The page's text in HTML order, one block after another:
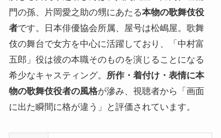
門の孫、片岡愛之助の甥にあたる本物の歌舞伎役
者です。日本俳優協会所属、屋号は松嶋屋。歌舞
伎の舞台で女方を中心に活躍しており、「中村富
五郎」役は彼の本職そのものを演じることになる
希少なキャスティング。 所作・着付け・表情に本
物の歌舞伎役者の風格が滲み、視聴者から「画面
に出た瞬間に格が違う」と評価されています。